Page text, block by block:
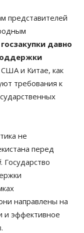
представителей
давно
США и Китае, как
требования к
не
перед
. Государство
направлены на
и эффективное